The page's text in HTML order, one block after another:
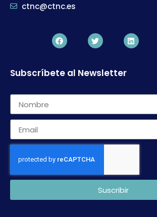
ctnc@ctnc.es
Subscríbete al Newsletter
Suscribir